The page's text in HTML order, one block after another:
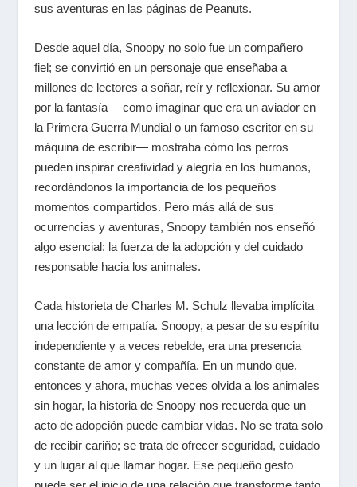
sus aventuras en las páginas de Peanuts.
Desde aquel día, Snoopy no solo fue un compañero
fiel; se convirtió en un personaje que enseñaba a
millones de lectores a soñar, reír y reflexionar. Su amor
por la fantasía —como imaginar que era un aviador en
la Primera Guerra Mundial o un famoso escritor en su
máquina de escribir— mostraba cómo los perros
pueden inspirar creatividad y alegría en los humanos,
recordándonos la importancia de los pequeños
momentos compartidos. Pero más allá de sus
ocurrencias y aventuras, Snoopy también nos enseñó
algo esencial: la fuerza de la adopción y del cuidado
responsable hacia los animales.
Cada historieta de Charles M. Schulz llevaba implícita
una lección de empatía. Snoopy, a pesar de su espíritu
independiente y a veces rebelde, era una presencia
constante de amor y compañía. En un mundo que,
entonces y ahora, muchas veces olvida a los animales
sin hogar, la historia de Snoopy nos recuerda que un
acto de adopción puede cambiar vidas. No se trata solo
de recibir cariño; se trata de ofrecer seguridad, cuidado
y un lugar al que llamar hogar. Ese pequeño gesto